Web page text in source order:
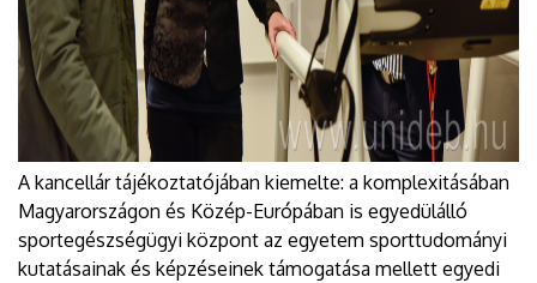
A kancellár tájékoztatójában kiemelte: a komplexitásában
Magyarországon és Közép-Európában is egyedülálló
sportegészségügyi központ az egyetem sporttudományi
kutatásainak és képzéseinek támogatása mellett egyedi